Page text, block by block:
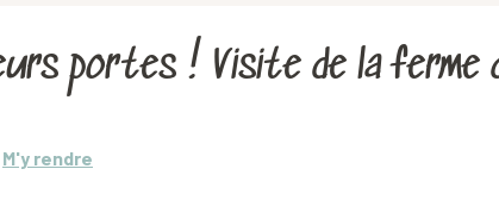
portes ! Visite de la ferme
M'y rendre